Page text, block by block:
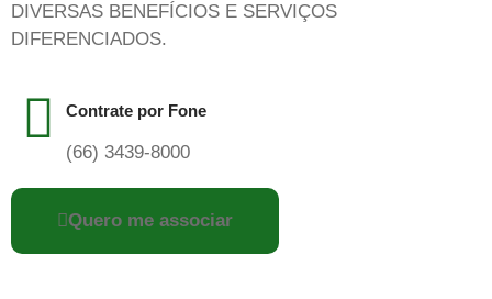
DIVERSAS BENEFÍCIOS E SERVIÇOS
DIFERENCIADOS.
Contrate por Fone
(66) 3439-8000
Quero me associar